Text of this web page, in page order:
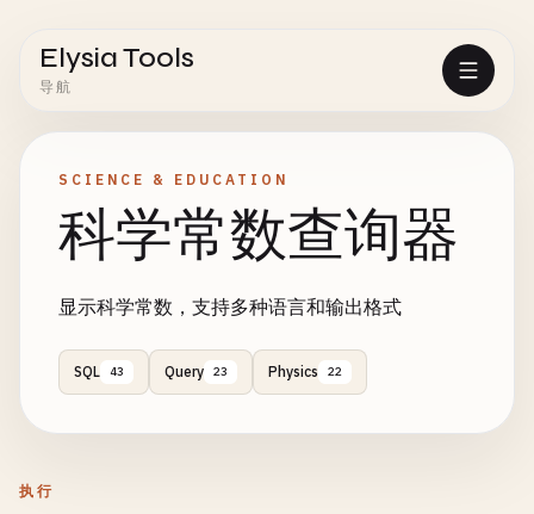
Elysia Tools
导航
SCIENCE & EDUCATION
科学常数查询器
显示科学常数，支持多种语言和输出格式
SQL 43 Query 23 Physics 22
执行